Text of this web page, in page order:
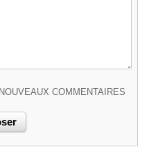
COMMENTAIRES